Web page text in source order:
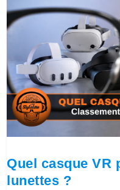
Quel casque VR
lunettes ?